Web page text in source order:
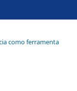
como ferramenta